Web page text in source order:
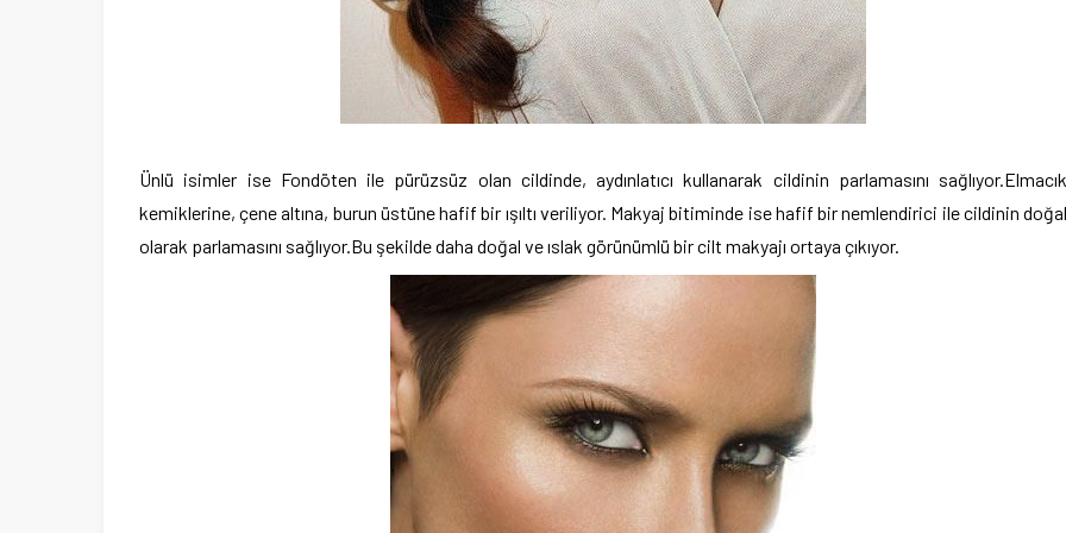
Ünlü isimler ise Fondöten ile pürüzsüz olan cildinde, aydınlatıcı kullanarak cildinin parlamasını sağlıyor.Elmacık
kemiklerine, çene altına, burun üstüne hafif bir ışıltı veriliyor. Makyaj bitiminde ise hafif bir nemlendirici ile cildinin doğal
olarak parlamasını sağlıyor.Bu şekilde daha doğal ve ıslak görünümlü bir cilt makyajı ortaya çıkıyor.